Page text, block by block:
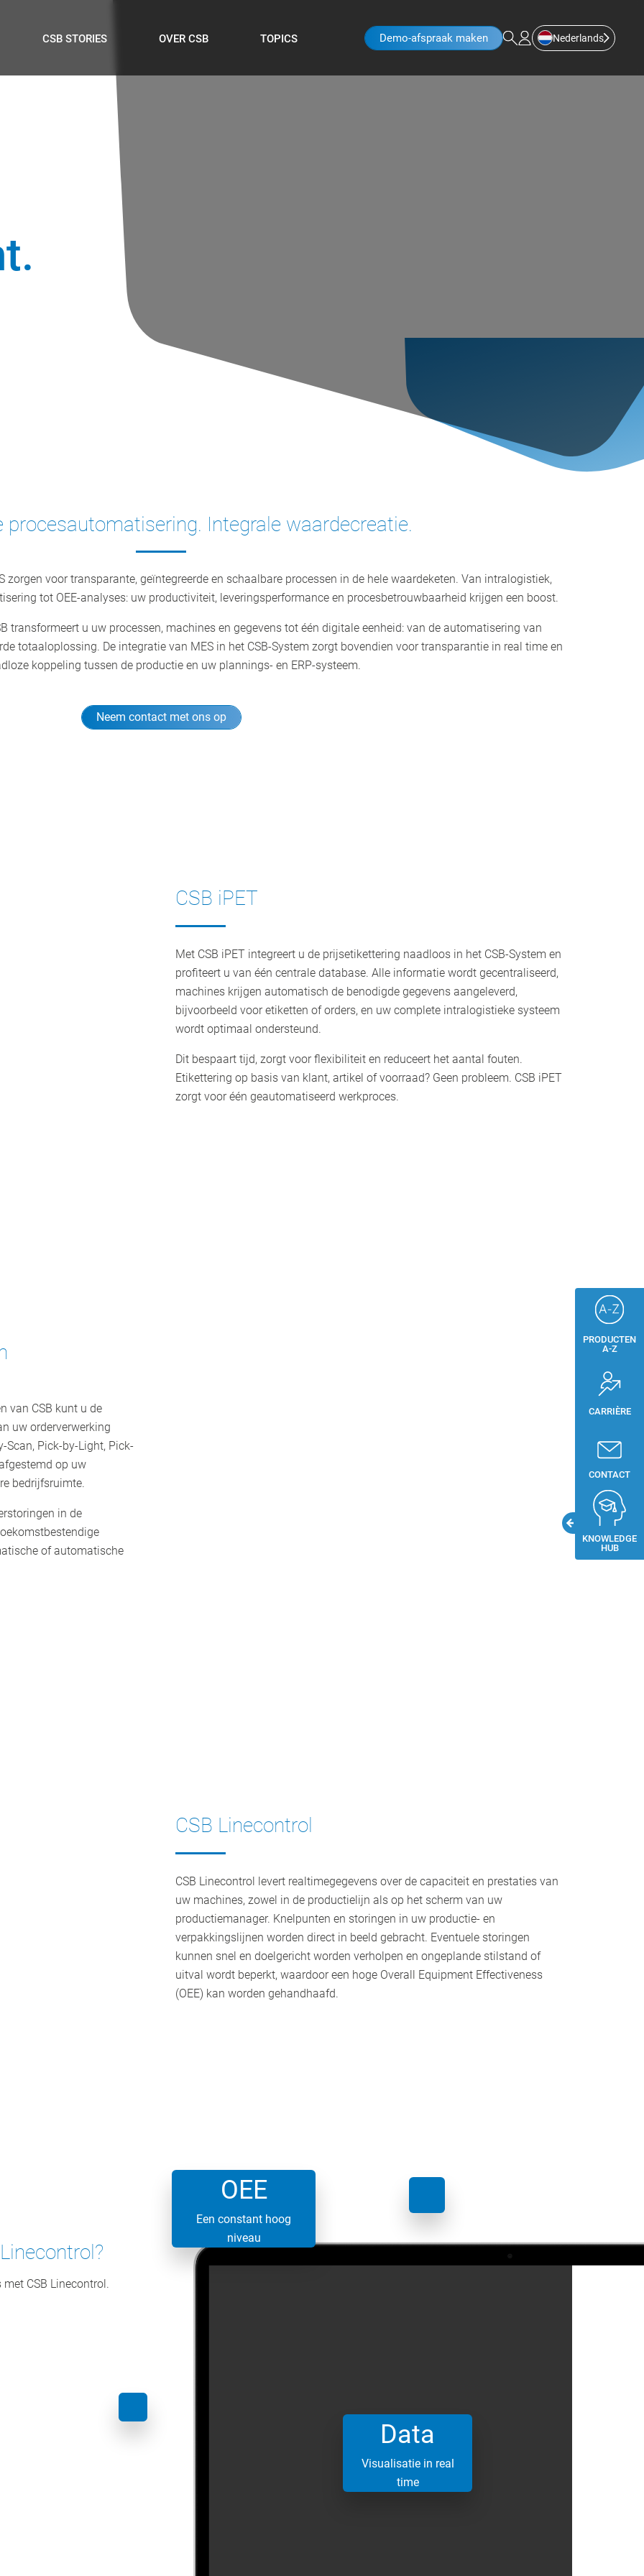
CSB STORIES OVER CSB TOPICS Demo-afspraak maken Nederlands
procesautomatisering. Integrale waardecreatie.
voor transparante, geïntegreerde en schaalbare processen in de hele waardeketen. Van intralogistiek,
tot OEE-analyses: uw productiviteit, leveringsperformance en procesbetrouwbaarheid krijgen een boost.
transformeert u uw processen, machines en gegevens tot één digitale eenheid: van de automatisering van
totaaloplossing. De integratie van MES in het CSB-System zorgt bovendien voor transparantie in real time en
koppeling tussen de productie en uw plannings- en ERP-systeem.
Neem contact met ons op
CSB iPET
Met CSB iPET integreert u de prijsetikettering naadloos in het CSB-System en
profiteert u van één centrale database. Alle informatie wordt gecentraliseerd,
machines krijgen automatisch de benodigde gegevens aangeleverd,
bijvoorbeeld voor etiketten of orders, en uw complete intralogistieke systeem
wordt optimaal ondersteund.
Dit bespaart tijd, zorgt voor flexibiliteit en reduceert het aantal fouten.
Etikettering op basis van klant, artikel of voorraad? Geen probleem. CSB iPET
zorgt voor één geautomatiseerd werkproces.
van CSB kunt u de
uw orderverwerking
Scan, Pick-by-Light, Pick-
op uw
bedrijfsruimte.
in de
of automatische
CSB Linecontrol
CSB Linecontrol levert realtimegegevens over de capaciteit en prestaties van
uw machines, zowel in de productielijn als op het scherm van uw
productiemanager. Knelpunten en storingen in uw productie- en
verpakkingslijnen worden direct in beeld gebracht. Eventuele storingen
kunnen snel en doelgericht worden verholpen en ongeplande stilstand of
uitval wordt beperkt, waardoor een hoge Overall Equipment Effectiveness
(OEE) kan worden gehandhaafd.
CSB Linecontrol.
OEE
Een constant hoog
niveau
Data
Visualisatie in real
time
PRODUCTEN
A-Z
CARRIÈRE
CONTACT
KNOWLEDGE
HUB